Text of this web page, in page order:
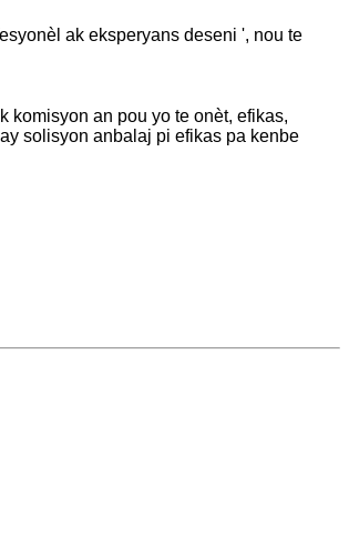
ak eksperyans deseni ', nou te
komisyon an pou yo te onèt, efikas,
solisyon anbalaj pi efikas pa kenbe